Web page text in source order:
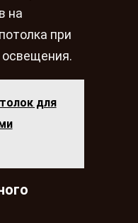
на
при
освещения.
для